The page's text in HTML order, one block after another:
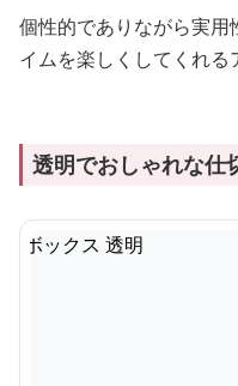
個性的でありながら実用
イムを楽しくしてくれる
透明でおしゃれな仕